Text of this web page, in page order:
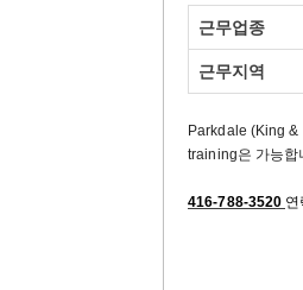
근무업종
근무지역
Parkdale (King &
training은 가능합
416-788-3520